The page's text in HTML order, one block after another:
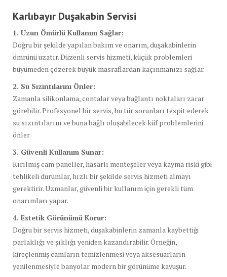
Karlıbayır Duşakabin Servisi
1. Uzun Ömürlü Kullanım Sağlar:
Doğru bir şekilde yapılan bakım ve onarım, duşakabinlerin
ömrünü uzatır. Düzenli servis hizmeti, küçük problemleri
büyümeden çözerek büyük masraflardan kaçınmanızı sağlar.
2. Su Sızıntılarını Önler:
Zamanla silikonlama, contalar veya bağlantı noktaları zarar
görebilir. Profesyonel bir servis, bu tür sorunları tespit ederek
su sızıntılarını ve buna bağlı oluşabilecek küf problemlerini
önler.
3. Güvenli Kullanım Sunar:
Kırılmış cam paneller, hasarlı menteşeler veya kayma riski gibi
tehlikeli durumlar, hızlı bir şekilde servis hizmeti almayı
gerektirir. Uzmanlar, güvenli bir kullanım için gerekli tüm
onarımları yapar.
4. Estetik Görünümü Korur:
Doğru bir servis hizmeti, duşakabinlerin zamanla kaybettiği
parlaklığı ve şıklığı yeniden kazandırabilir. Örneğin,
kireçlenmiş camların temizlenmesi veya aksesuarların
yenilenmesiyle banyolar modern bir görünüme kavuşur.